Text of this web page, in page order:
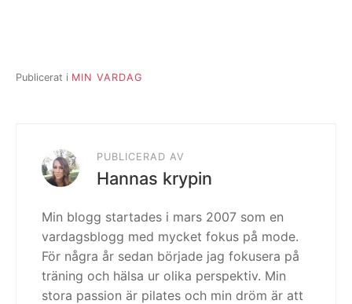
Publicerat i MIN VARDAG
PUBLICERAD AV
Hannas krypin
Min blogg startades i mars 2007 som en
vardagsblogg med mycket fokus på mode.
För några år sedan började jag fokusera på
träning och hälsa ur olika perspektiv. Min
stora passion är pilates och min dröm är att